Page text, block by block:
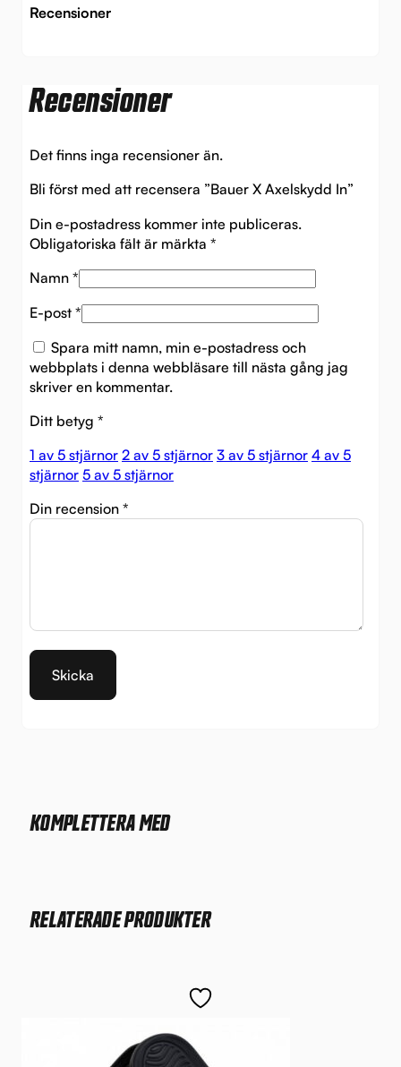
Recensioner
Recensioner
Det finns inga recensioner än.
Bli först med att recensera ”Bauer X Axelskydd In”
Din e-postadress kommer inte publiceras.
Obligatoriska fält är märkta *
Namn *
E-post *
Spara mitt namn, min e-postadress och
webbplats i denna webbläsare till nästa gång jag
skriver en kommentar.
Ditt betyg *
1 av 5 stjärnor 2 av 5 stjärnor 3 av 5 stjärnor 4 av 5
stjärnor 5 av 5 stjärnor
Din recension *
KOMPLETTERA MED
RELATERADE PRODUKTER